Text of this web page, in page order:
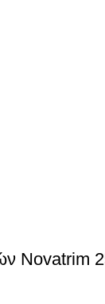
Novatrim